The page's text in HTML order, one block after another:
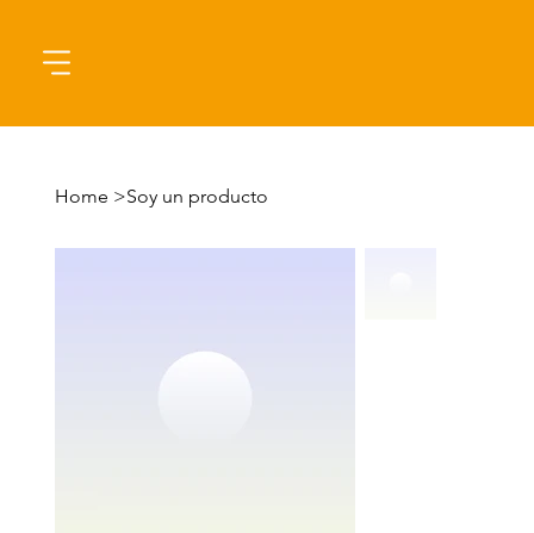
Home >Soy un producto